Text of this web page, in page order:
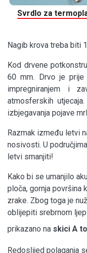
Svrdlo za
Nagib krova treba biti
Kod drvene
60 mm. Drvo je
impregniranjem i
atmosferskih
izbjegavanja pojave
Razmak između letvi
nosivosti. U
letvi smanjiti!
Kako bi se umanjilo
ploča, gornja površina
zrake. Zbog toga je
oblijepiti srebrnom
prikazano na skici A
Redoslijed polaganja